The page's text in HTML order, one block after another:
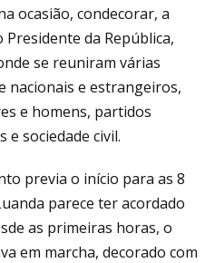
ocasião, condecorar, a
da República,
se reuniram várias
nacionais e estrangeiros,
e homens, partidos
e sociedade civil.
previa o início para as 8
parece ter acordado
as primeiras horas, o
em marcha, decorado com